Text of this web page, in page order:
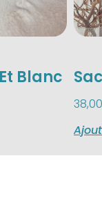
Blanc
38,00